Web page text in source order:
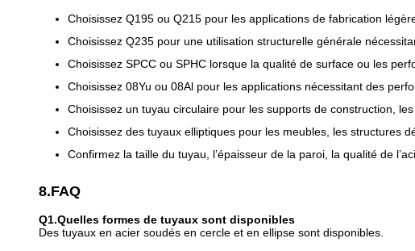
Choisissez Q195 ou Q215 pour les applications de fabrication
Choisissez Q235 pour une utilisation structurelle générale
Choisissez SPCC ou SPHC lorsque la qualité de surface ou les
Choisissez 08Yu ou 08Al pour les applications nécessitant des
Choisissez un tuyau circulaire pour les supports de construction,
Choisissez des tuyaux elliptiques pour les meubles, les structures
Confirmez la taille du tuyau, l’épaisseur de la paroi, la qualité de
8.FAQ
Q1.Quelles formes de tuyaux sont disponibles
Des tuyaux en acier soudés en cercle et en ellipse sont disponibles.